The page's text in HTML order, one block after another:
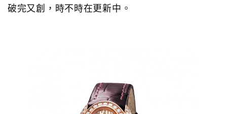
破完又創，時不時在更新中。